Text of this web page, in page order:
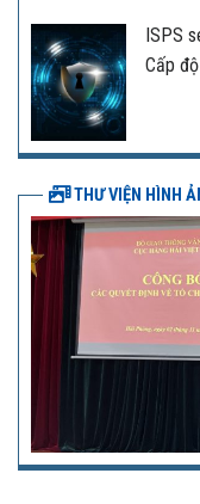
ISPS
Cấp
THƯ VIỆN HÌNH